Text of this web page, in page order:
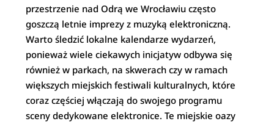
przestrzenie nad Odrą we Wrocławiu często
goszczą letnie imprezy z muzyką elektroniczną.
Warto śledzić lokalne kalendarze wydarzeń,
ponieważ wiele ciekawych inicjatyw odbywa się
również w parkach, na skwerach czy w ramach
większych miejskich festiwali kulturalnych, które
coraz częściej włączają do swojego programu
sceny dedykowane elektronice. Te miejskie oazy